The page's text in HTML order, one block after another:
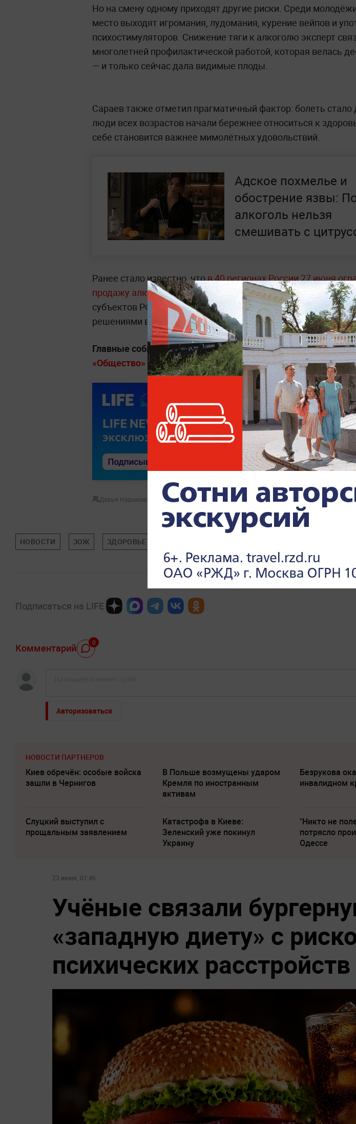
Но на смену одному приходят другие риски. Среди
место выходят игромания, лудомания, курение вейпов и
психостимуляторов. Снижение тяги к алкоголю эксперт
многолетней профилактической работой, которая велась
— и только сейчас дала видимые плоды.
Сараев также отметил прагматичный фактор: болеть стало
люди всех возрастов начали бережнее относиться к
себе становится важнее мимолётных удовольствий.
Адское похмелье и
обострение язвы:
алкоголь нельзя
смешивать с
Ранее стало известно, чтов 40 регионах России 27 июня
продажу алкоголя из-за выпускных.Ограничения вводятся
субъектов РФ и закрепляются местными законами или
решениями властей.
Главные события и истории о том, чем живёт страна, —в
«Общество» на Life.ru.
Дарья Нарыкова
НОВОСТИ ЗОЖ ЗДОРОВЬЕ
Подписаться на LIFE
Комментарий 0
Авторизоваться
НОВОСТИ ПАРТНЕРОВ
Киев обречён: особые войска
зашли в Чернигов
В Польше возмущены ударом
Кремля по иностранным
активам
Безрукова
инвалидном
Слуцкий выступил с
прощальным заявлением
Катастрофа в Киеве:
Зеленский уже покинул
Украину
"Никто не
потрясло
Одессе
23 июня, 07:46
Учёные связали
«западную диету» с
психических расстройств